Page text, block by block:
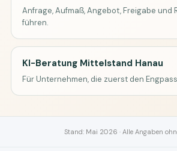
Anfrage, Aufmaß, Angebot, Freigabe und
führen.
KI-Beratung Mittelstand Hanau
Für Unternehmen, die zuerst den
Stand: Mai 2026 · Alle Angaben